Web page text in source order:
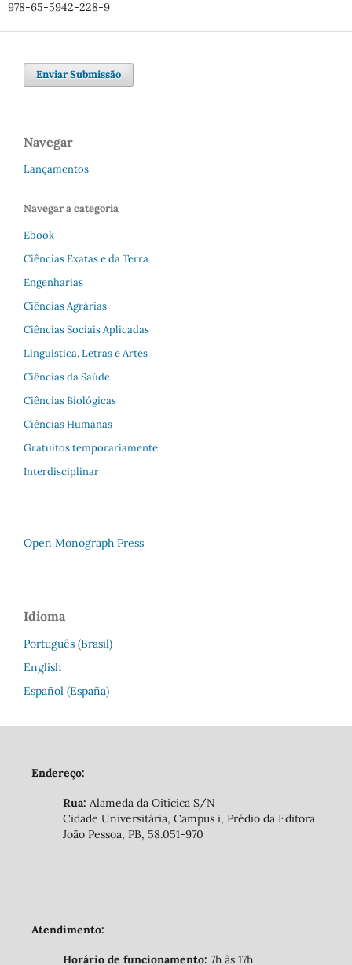
978-65-5942-228-9
Enviar Submissão
Navegar
Lançamentos
Navegar a categoria
Ebook
Ciências Exatas e da Terra
Engenharias
Ciências Agrárias
Ciências Sociais Aplicadas
Linguística, Letras e Artes
Ciências da Saúde
Ciências Biológicas
Ciências Humanas
Gratuitos temporariamente
Interdisciplinar
Open Monograph Press
Idioma
Português (Brasil)
English
Español (España)
Endereço:
Rua: Alameda da Oiticica S/N
Cidade Universitária, Campus i, Prédio da Editora
João Pessoa, PB, 58.051-970
Atendimento:
Horário de funcionamento: 7h às 17h